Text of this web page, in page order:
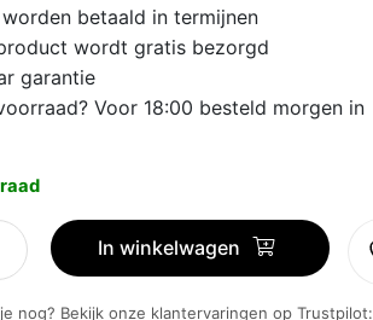
worden betaald in termijnen
wordt gratis bezorgd
garantie
Voor 18:00 besteld morgen in
In winkelwagen
nog? Bekijk onze klantervaringen op Trustpilot: